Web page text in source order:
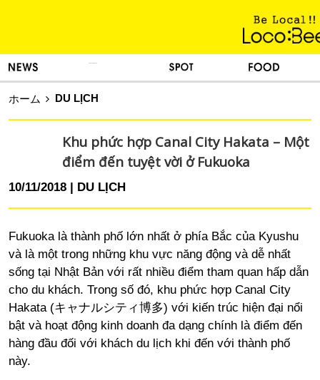
ホーム DU LỊCH
Khu phức hợp Canal City Hakata – Một
điểm đến tuyệt vời ở Fukuoka
10/11/2018 DU LỊCH
Fukuoka là thành phố lớn nhất ở phía Bắc của Kyushu
và là một trong những khu vực năng động và dễ nhất
sống tại Nhật Bản với rất nhiều điểm tham quan hấp dẫn
cho du khách. Trong số đó, khu phức hợp Canal City
Hakata (キャナルシティ博多) với kiến trúc hiện đại nổi
bật và hoạt động kinh doanh đa dạng chính là điểm đến
hàng đầu đối với khách du lịch khi đến với thành phố
này.